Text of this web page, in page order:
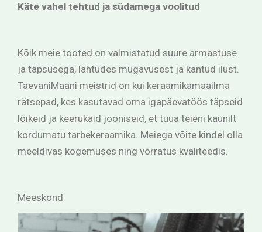
Käte vahel tehtud ja südamega voolitud
Kõik meie tooted on valmistatud suure armastuse
ja täpsusega, lähtudes mugavusest ja kantud ilust.
TaevaniMaani meistrid on kui keraamikamaailma
rätsepad, kes kasutavad oma igapäevatöös täpseid
lõikeid ja keerukaid jooniseid, et tuua teieni kaunilt
kordumatu tarbekeraamika. Meiega võite kindel olla
meeldivas kogemuses ning võrratus kvaliteedis.
Meeskond